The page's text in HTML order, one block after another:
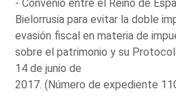
- Convenio entre el Reino de
Bielorrusia para evitar la doble
evasión fiscal en materia de
sobre el patrimonio y su
14 de junio de
2017. (Número de expediente